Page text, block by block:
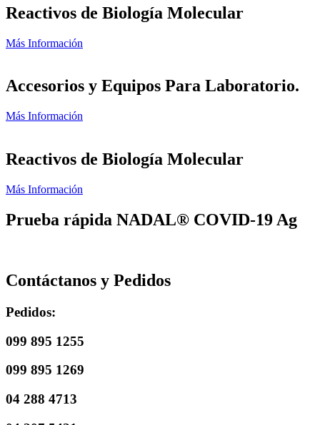
Reactivos de Biología Molecular
Más Información
Accesorios y Equipos Para Laboratorio.
Más Información
Reactivos de Biología Molecular
Más Información
Prueba rápida NADAL® COVID-19 Ag
Contáctanos y Pedidos
Pedidos:
099 895 1255
099 895 1269
04 288 4713